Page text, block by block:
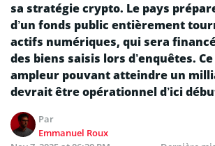
sa stratégie crypto. Le pays
d’un fonds public entièrement
actifs numériques, qui sera
des biens saisis lors d’enquêtes.
ampleur pouvant atteindre un
devrait être opérationnel d’ici
Par
Emmanuel Roux